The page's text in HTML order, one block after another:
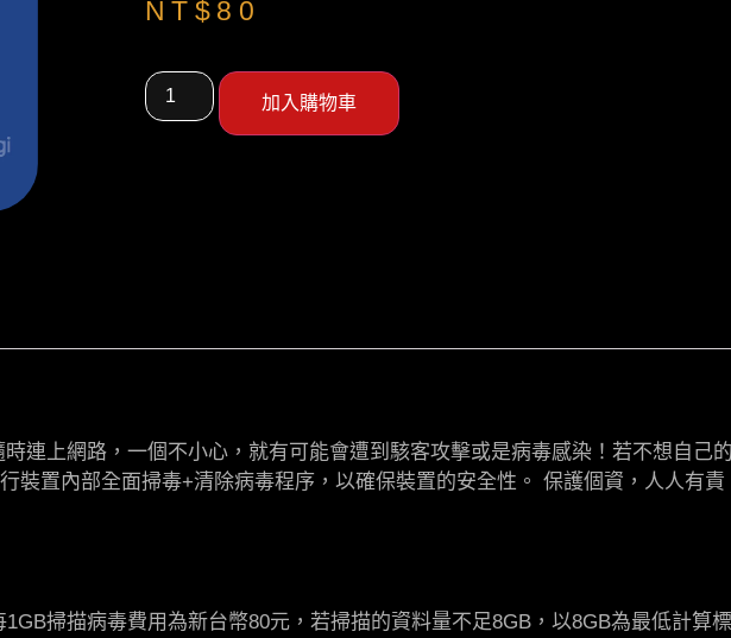
NT$ 80
加入購物車
連上網路，一個不小心，就有可能會遭到駭客攻擊或是病毒感染！若不想自己
裝置內部全面掃毒+清除病毒程序，以確保裝置的安全性。 保護個資，人人有責
掃描病毒費用為新台幣80元，若掃描的資料量不足8GB，以8GB為最低計算標